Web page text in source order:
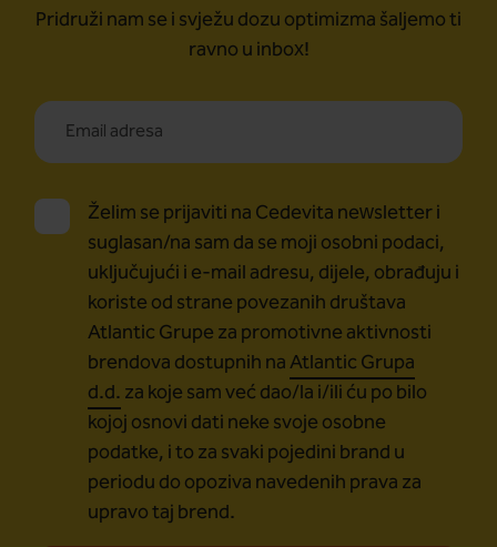
Pridruži nam se i svježu dozu optimizma šaljemo ti
ravno u inbox!
Želim se prijaviti na Cedevita newsletter i
suglasan/na sam da se moji osobni podaci,
uključujući i e-mail adresu, dijele, obrađuju i
koriste od strane povezanih društava
Atlantic Grupe za promotivne aktivnosti
brendova dostupnih naAtlantic Grupa
d.d. za koje sam već dao/la i/ili ću po bilo
kojoj osnovi dati neke svoje osobne
podatke, i to za svaki pojedini brand u
periodu do opoziva navedenih prava za
upravo taj brend.